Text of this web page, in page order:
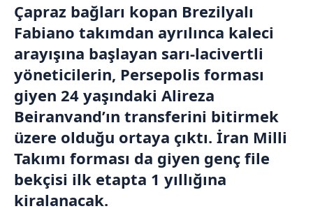
Çapraz bağları kopan Brezilyalı
Fabiano takımdan ayrılınca kaleci
arayışına başlayan sarı-lacivertli
yöneticilerin, Persepolis forması
giyen 24 yaşındaki Alireza
Beiranvand’ın transferini bitirmek
üzere olduğu ortaya çıktı. İran Milli
Takımı forması da giyen genç file
bekçisi ilk etapta 1 yıllığına
kiralanacak.